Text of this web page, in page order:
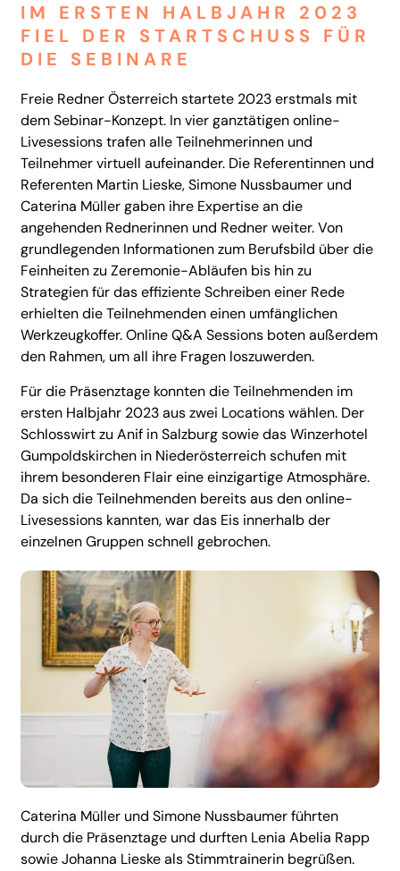
IM ERSTEN HALBJAHR 2023
FIEL DER STARTSCHUSS FÜR
DIE SEBINARE
Freie Redner Österreich startete 2023 erstmals mit
dem Sebinar-Konzept. In vier ganztätigen online-
Livesessions trafen alle Teilnehmerinnen und
Teilnehmer virtuell aufeinander. Die Referentinnen und
Referenten Martin Lieske, Simone Nussbaumer und
Caterina Müller gaben ihre Expertise an die
angehenden Rednerinnen und Redner weiter. Von
grundlegenden Informationen zum Berufsbild über die
Feinheiten zu Zeremonie-Abläufen bis hin zu
Strategien für das effiziente Schreiben einer Rede
erhielten die Teilnehmenden einen umfänglichen
Werkzeugkoffer. Online Q&A Sessions boten außerdem
den Rahmen, um all ihre Fragen loszuwerden.
Für die Präsenztage konnten die Teilnehmenden im
ersten Halbjahr 2023 aus zwei Locations wählen. Der
Schlosswirt zu Anif in Salzburg sowie das Winzerhotel
Gumpoldskirchen in Niederösterreich schufen mit
ihrem besonderen Flair eine einzigartige Atmosphäre.
Da sich die Teilnehmenden bereits aus den online-
Livesessions kannten, war das Eis innerhalb der
einzelnen Gruppen schnell gebrochen.
Caterina Müller und Simone Nussbaumer führten
durch die Präsenztage und durften Lenia Abelia Rapp
sowie Johanna Lieske als Stimmtrainerin begrüßen.